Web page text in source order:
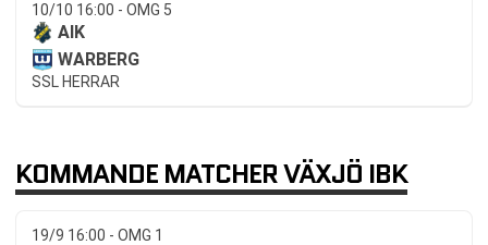
10/10 16:00 - OMG 5
AIK
WARBERG
SSL HERRAR
KOMMANDE MATCHER VÄXJÖ IBK
19/9 16:00 - OMG 1